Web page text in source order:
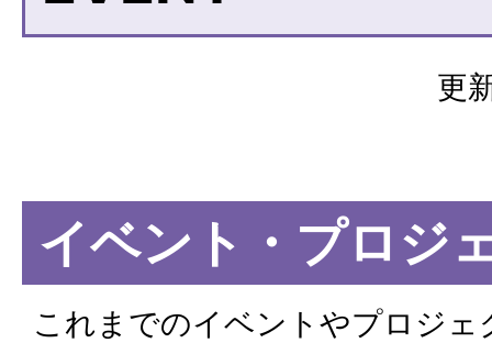
更
イベント・プロジ
これまでのイベントやプロジェ